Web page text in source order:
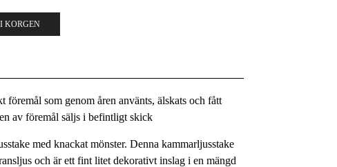
KORGEN
föremål som genom åren använts, älskats och fått
av föremål säljs i befintligt skick
med knackat mönster. Denna kammarljusstake
och är ett fint litet dekorativt inslag i en mängd